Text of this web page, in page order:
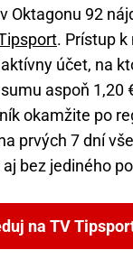
Oktagonu 92
. Prístup k
účet, na
aspoň 1,20
okamžite po
prvých 7 dní
bez jediného
na TV